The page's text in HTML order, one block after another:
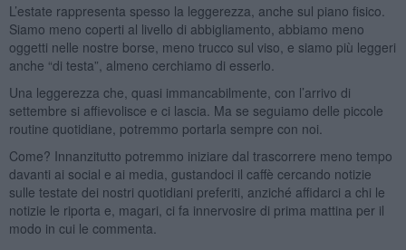
L’estate rappresenta spesso la leggerezza, anche sul piano fisico.
Siamo meno coperti al livello di abbigliamento, abbiamo meno
oggetti nelle nostre borse, meno trucco sul viso, e siamo più leggeri
anche “di testa”, almeno cerchiamo di esserlo.
Una leggerezza che, quasi immancabilmente, con l’arrivo di
settembre si affievolisce e ci lascia. Ma se seguiamo delle piccole
routine quotidiane, potremmo portarla sempre con noi.
Come? Innanzitutto potremmo iniziare dal trascorrere meno tempo
davanti ai social e ai media, gustandoci il caffè cercando notizie
sulle testate dei nostri quotidiani preferiti, anziché affidarci a chi le
notizie le riporta e, magari, ci fa innervosire di prima mattina per il
modo in cui le commenta.